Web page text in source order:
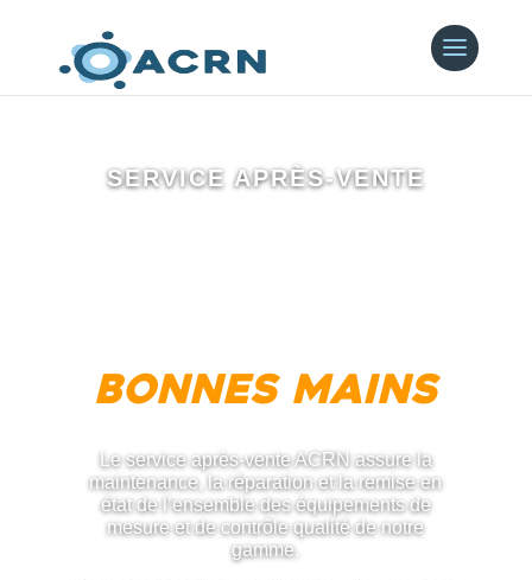
SERVICE APRÈS-VENTE
bonnes mains
Le service après-vente ACRN assure la
maintenance, la réparation et la remise en
état de l’ensemble des équipements de
mesure et de contrôle qualité de notre
gamme.